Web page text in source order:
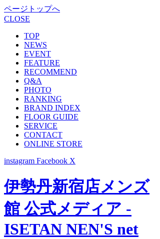
ページトップへ
CLOSE
TOP
NEWS
EVENT
FEATURE
RECOMMEND
Q&A
PHOTO
RANKING
BRAND INDEX
FLOOR GUIDE
SERVICE
CONTACT
ONLINE STORE
instagram Facebook X
伊勢丹新宿店メンズ
館 公式メディア -
ISETAN NEN'S net